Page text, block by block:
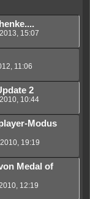
15:07
11:06
2
10:44
Modus
19:19
Medal of
12:19